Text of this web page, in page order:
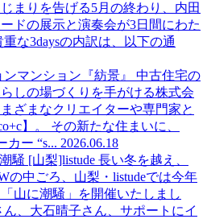
まりを告げる5月の終わり、内田
ドの展示と演奏会が3日間にわた
な3daysの内訳は、以下の通
マンション『紡景』
中古住宅の
しの場づくりを手がける株式会
ざまなクリエイターや専門家と
】。 その新たな住まいに、
カー “s... 2026.06.18
騒 [山梨]listude 長い冬を越え、
の中ごろ、山梨・listudeでは今年
山に潮騒」を開催いたしまし
、大石晴子さん、サポートにイ